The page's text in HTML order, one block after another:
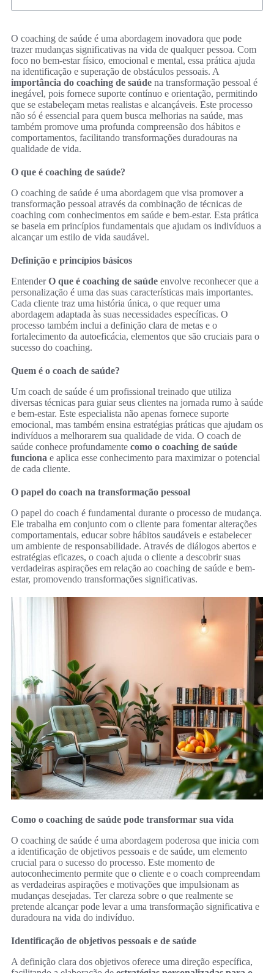
O coaching de saúde é uma abordagem inovadora que pode
trazer mudanças significativas na vida de qualquer pessoa. Com
foco no bem-estar físico, emocional e mental, essa prática ajuda
na identificação e superação de obstáculos pessoais. A
importância do coaching de saúde na transformação pessoal é
inegável, pois fornece suporte contínuo e orientação, permitindo
que se estabeleçam metas realistas e alcançáveis. Este processo
não só é essencial para quem busca melhorias na saúde, mas
também promove uma profunda compreensão dos hábitos e
comportamentos, facilitando transformações duradouras na
qualidade de vida.
O que é coaching de saúde?
O coaching de saúde é uma abordagem que visa promover a
transformação pessoal através da combinação de técnicas de
coaching com conhecimentos em saúde e bem-estar. Esta prática
se baseia em princípios fundamentais que ajudam os indivíduos a
alcançar um estilo de vida saudável.
Definição e princípios básicos
EntenderO que é coaching de saúde envolve reconhecer que a
personalização é uma das suas características mais importantes.
Cada cliente traz uma história única, o que requer uma
abordagem adaptada às suas necessidades específicas. O
processo também inclui a definição clara de metas e o
fortalecimento da autoeficácia, elementos que são cruciais para o
sucesso do coaching.
Quem é o coach de saúde?
Um coach de saúde é um profissional treinado que utiliza
diversas técnicas para guiar seus clientes na jornada rumo à saúde
e bem-estar. Este especialista não apenas fornece suporte
emocional, mas também ensina estratégias práticas que ajudam os
indivíduos a melhorarem sua qualidade de vida. O coach de
saúde conhece profundamente como o coaching de saúde
funciona e aplica esse conhecimento para maximizar o potencial
de cada cliente.
O papel do coach na transformação pessoal
O papel do coach é fundamental durante o processo de mudança.
Ele trabalha em conjunto com o cliente para fomentar alterações
comportamentais, educar sobre hábitos saudáveis e estabelecer
um ambiente de responsabilidade. Através de diálogos abertos e
estratégias eficazes, o coach ajuda o cliente a descobrir suas
verdadeiras aspirações em relação ao coaching de saúde e bem-
estar, promovendo transformações significativas.
Como o coaching de saúde pode transformar sua vida
O coaching de saúde é uma abordagem poderosa que inicia com
a identificação de objetivos pessoais e de saúde, um elemento
crucial para o sucesso do processo. Este momento de
autoconhecimento permite que o cliente e o coach compreendam
as verdadeiras aspirações e motivações que impulsionam as
mudanças desejadas. Ter clareza sobre o que realmente se
pretende alcançar pode levar a uma transformação significativa e
duradoura na vida do indivíduo.
Identificação de objetivos pessoais e de saúde
A definição clara dos objetivos oferece uma direção específica,